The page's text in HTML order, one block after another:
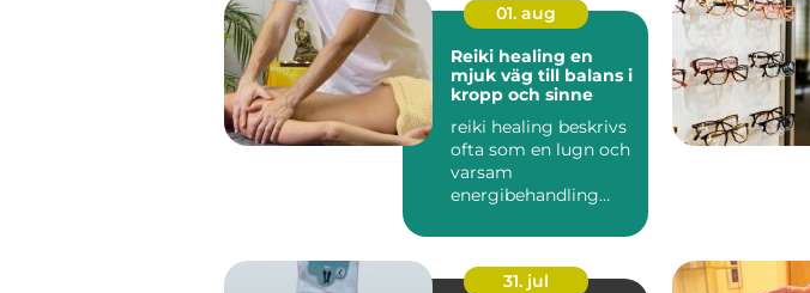
01. aug
Reiki healing en
mjuk väg till balans i
kropp och sinne
reiki healing beskrivs
ofta som en lugn och
varsam
energibehandling
egen förmåg...
31. jul